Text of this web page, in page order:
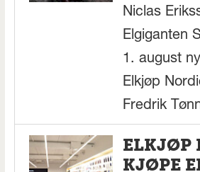
Niclas
Elgiganten
1. august
Elkjøp
Fredrik
ELKJØP
KJØPE